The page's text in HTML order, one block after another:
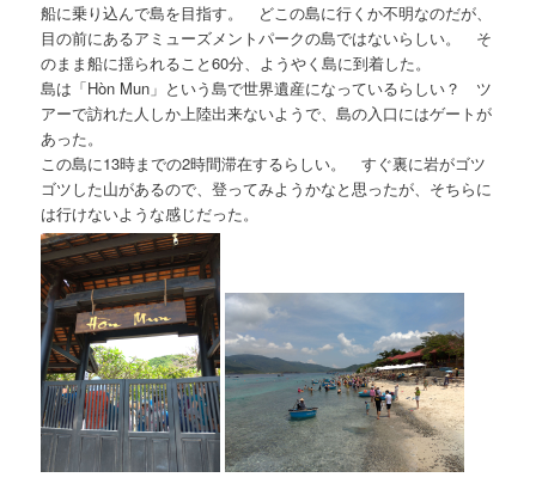
船に乗り込んで島を目指す。 どこの島に行くか不明なのだが、
目の前にあるアミューズメントパークの島ではないらしい。 そ
のまま船に揺られること60分、ようやく島に到着した。
島は「Hòn Mun」という島で世界遺産になっているらしい？ ツ
アーで訪れた人しか上陸出来ないようで、島の入口にはゲートが
あった。
この島に13時までの2時間滞在するらしい。 すぐ裏に岩がゴツ
ゴツした山があるので、登ってみようかなと思ったが、そちらに
は行けないような感じだった。